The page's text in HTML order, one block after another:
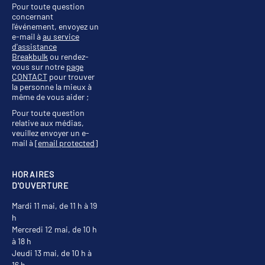
HORAIRES
D'OUVERTURE
Mardi 11 mai, de 11 h à 19
h
Mercredi 12 mai, de 10 h
à 18 h
Jeudi 13 mai, de 10 h à
Pour toute question
concernant
l'événement, envoyez un
e-mail àau service
d'assistance
Breakbulk ou rendez-
vous sur notre page
CONTACT pour trouver
la personne la mieux à
même de vous aider ;
Pour toute question
relative aux médias,
veuillez envoyer un e-
mail à[email protected]